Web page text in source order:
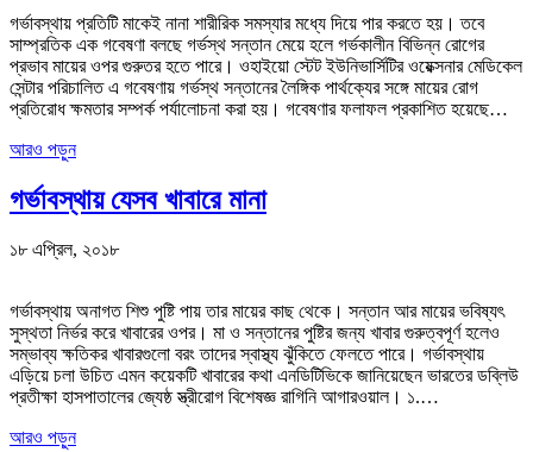
গর্ভাবস্থায় প্রতিটি মাকেই নানা শারীরিক সমস্যার মধ্যে দিয়ে পার করতে হয়। তবে
সাম্প্রতিক এক গবেষণা বলছে গর্ভস্থ সন্তান মেয়ে হলে গর্ভকালীন বিভিন্ন রোগের
প্রভাব মায়ের ওপর গুরুতর হতে পারে। ওহাইয়ো স্টেট ইউনিভার্সিটির ওয়েক্সনার মেডিকেল
সেন্টার পরিচালিত এ গবেষণায় গর্ভস্থ সন্তানের লৈঙ্গিক পার্থক্যের সঙ্গে মায়ের রোগ
প্রতিরোধ ক্ষমতার সম্পর্ক পর্যালোচনা করা হয়। গবেষণার ফলাফল প্রকাশিত হয়েছে…
আরও পড়ুন
গর্ভাবস্থায় যেসব খাবারে মানা
১৮ এপ্রিল, ২০১৮
গর্ভাবস্থায় অনাগত শিশু পুষ্টি পায় তার মায়ের কাছ থেকে। সন্তান আর মায়ের ভবিষ্যৎ
সুস্থতা নির্ভর করে খাবারের ওপর। মা ও সন্তানের পুষ্টির জন্য খাবার গুরুত্বপূর্ণ হলেও
সম্ভাব্য ক্ষতিকর খাবারগুলো বরং তাদের স্বাস্থ্য ঝুঁকিতে ফেলতে পারে। গর্ভাবস্থায়
এড়িয়ে চলা উচিত এমন কয়েকটি খাবারের কথা এনডিটিভিকে জানিয়েছেন ভারতের ডব্লিউ
প্রতীক্ষা হাসপাতালের জ্যেষ্ঠ স্ত্রীরোগ বিশেষজ্ঞ রাগিনি আগারওয়াল। ১.…
আরও পড়ুন